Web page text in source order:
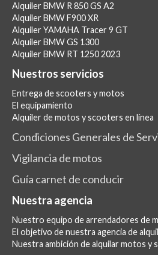
Alquiler BMW R 850 GS A2
Alquiler BMW F900 XR
Alquiler YAMAHA Tracer 9 GT
Alquiler BMW GS 1300
Alquiler BMW RT 1250 2023
Nuestros servicios
Entrega de scooters y motos
El equipamiento
Alquiler de motos y scooters en línea
Condiciones Generales de
Vigilancia de motos
Guía carnet de conducir
Nuestra agencia
Nuestro equipo de arrendadores de
El objetivo de nuestra agencia de
Nuestra ambición de alquilar motos y